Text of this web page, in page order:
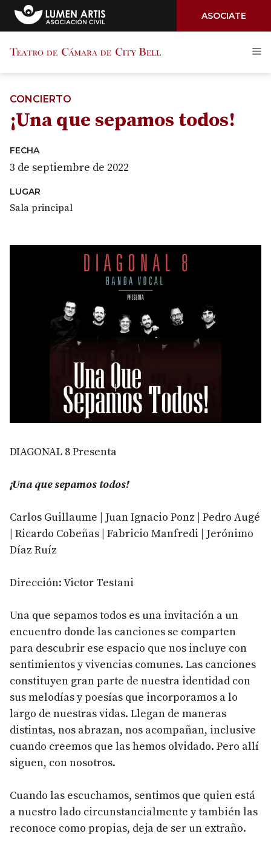
ASOCIATE
contenido
CONCIERTO
¡Una que sepamos todos!
DIAGONAL 8 Presenta
¡Una que sepamos todos!
Carlos Guillaume | Juan Ignacio Ponz | Pedro Augé
| Ricardo Cobeñas | Fabricio Manfredi | Jerónimo
Díaz Ruíz
Dirección: Victor Testani
Una que sepamos todos es una invitación a un
encuentro donde las canciones se comparten
para descubrir ese espacio que nos incluye con
sentimientos y vivencias comunes. Las canciones
constituyen gran parte de nuestra identidad con
sus melodías y poesías que incorporamos a lo
largo de nuestras vidas. Llegan de maneras
distintas, nos abrazan, nos acompañan, inclusive
cuando creemos que las hemos olvidado. Pero allí
siguen, con nosotros.
Cuando las escuchamos, sentimos que quien está
a nuestro lado circunstancialmente y también las
reconoce como propias, deja de ser un extraño.
FECHA
3 de septiembre de 2022
LUGAR
Sala principal